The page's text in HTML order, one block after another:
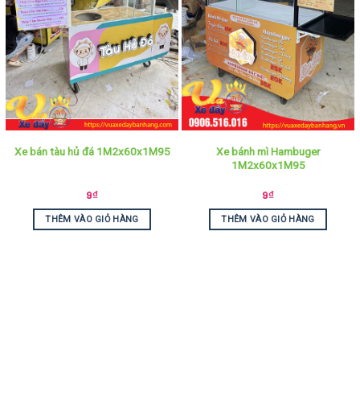
Xe bán tàu hủ đá 1M2x60x1M95
9₫
THÊM VÀO GIỎ HÀNG
Xe bánh mì Hambuger
1M2x60x1M95
9₫
THÊM VÀO GIỎ HÀNG